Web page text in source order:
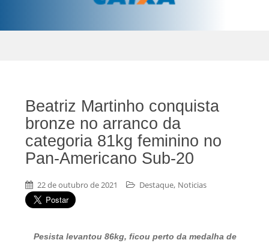
Beatriz Martinho conquista
bronze no arranco da
categoria 81kg feminino no
Pan-Americano Sub-20
22 de outubro de 2021 Destaque, Noticias
Pesista levantou 86kg, ficou perto da medalha de